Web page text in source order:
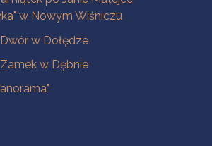
w Nowym Wiśniczu
w Dołędze
w Dębnie